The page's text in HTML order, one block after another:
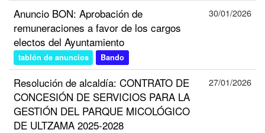
Anuncio BON: Aprobación de
remuneraciones a favor de los cargos
electos del Ayuntamiento
tablón de anuncios Bando
30/01/2026
Resolución de alcaldía: CONTRATO DE
CONCESIÓN DE SERVICIOS PARA LA
GESTIÓN DEL PARQUE MICOLÓGICO
DE ULTZAMA 2025-2028
27/01/2026